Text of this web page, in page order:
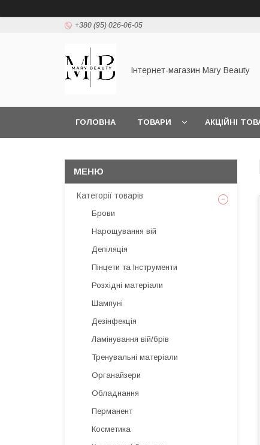
+380 (95) 026-06-05
Інтернет-магазин Mary Beauty
ГОЛОВНА ТОВАРИ АКЦІЙНІ
Категорії товарів
Брови
Нарощування вій
Депіляція
Пінцети та Інструменти
Розхідні матеріали
Шампуні
Дезінфекція
Ламінування вій/брів
Тренувальні матеріали
Органайзери
Обладнання
Перманент
Косметика